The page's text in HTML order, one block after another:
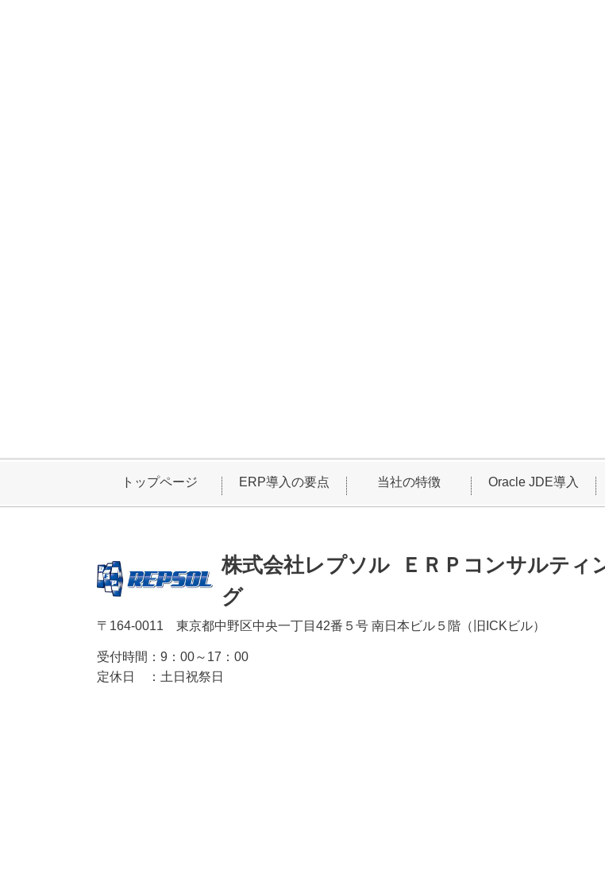
トップページ ERP導入の要点 当社の特徴 Oracle JDE導入
株式会社レプソル ＥＲＰコンサルティ
グ
〒164-0011 東京都中野区中央一丁目42番５号 南日本ビル５階（旧ICKビル）
受付時間： 9：00～17：00
定休日 ： 土日祝祭日